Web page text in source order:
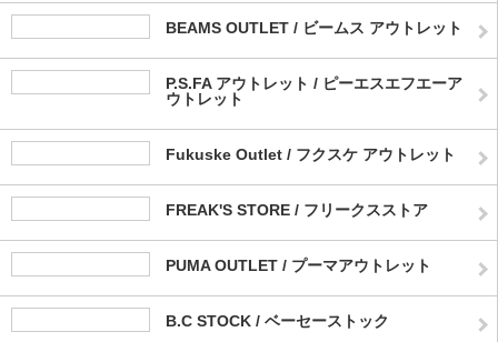
BEAMS OUTLET / ビームス アウトレット
P.S.FA アウトレット / ピーエスエフエーア
ウトレット
Fukuske Outlet / フクスケ アウトレット
FREAK'S STORE / フリークスストア
PUMA OUTLET / プーマアウトレット
B.C STOCK / ベーセーストック